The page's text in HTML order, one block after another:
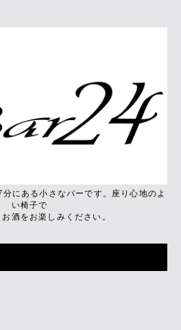
にある小さなバーです。座り心地のよ
い椅子で
酒をお楽しみください。